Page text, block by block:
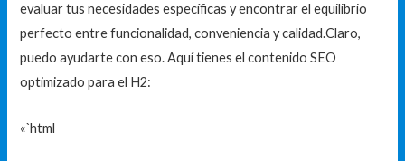
evaluar tus necesidades específicas y encontrar el equilibrio
perfecto entre funcionalidad, conveniencia y calidad.Claro,
puedo ayudarte con eso. Aquí tienes el contenido SEO
optimizado para el H2:
«`html